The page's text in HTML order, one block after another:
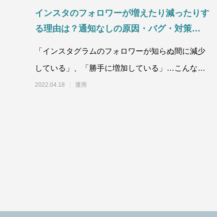
インスタのフォロワーが増えたり減ったりす
る理由は？通知なしの原因・バグ・対策を徹
「インスタグラムのフォロワーが知らぬ間に減少
している」、「勝手に増加している」…こんな経
験はありませんか？これらの現象を放置しておく
2022.04.18 運用